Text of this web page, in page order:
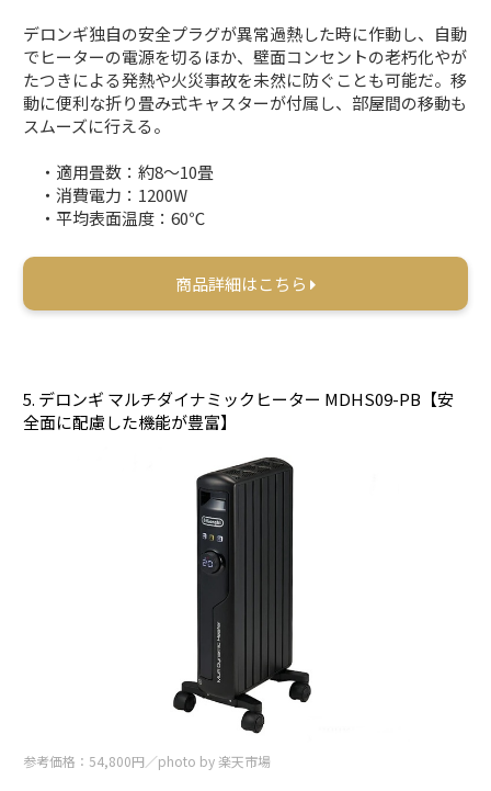
デロンギ独自の安全プラグが異常過熱した時に作動し、自動
でヒーターの電源を切るほか、壁面コンセントの老朽化やが
たつきによる発熱や火災事故を未然に防ぐことも可能だ。移
動に便利な折り畳み式キャスターが付属し、部屋間の移動も
スムーズに行える。
・適用畳数：約8～10畳
・消費電力：1200W
・平均表面温度：60℃
商品詳細はこちら
5. デロンギ マルチダイナミックヒーター MDHS09-PB【安
全面に配慮した機能が豊富】
参考価格：54,800円／photo by 楽天市場